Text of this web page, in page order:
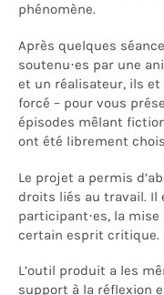
phénomène.
Après quelques
soutenu·es par une
et un réalisateur, ils et
forcé – pour vous
épisodes mêlant
ont été librement
Le projet a permis
droits liés au travail. Il
participant·es, la
certain esprit critique.
L’outil produit a les
support à la réflexion